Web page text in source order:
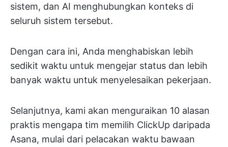
sistem, dan AI menghubungkan konteks di
seluruh sistem tersebut.
Dengan cara ini, Anda menghabiskan lebih
sedikit waktu untuk mengejar status dan lebih
banyak waktu untuk menyelesaikan pekerjaan.
Selanjutnya, kami akan menguraikan 10 alasan
praktis mengapa tim memilih ClickUp daripada
Asana, mulai dari pelacakan waktu bawaan